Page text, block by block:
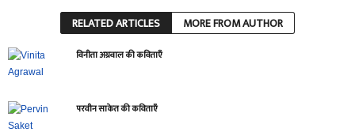
RELATED ARTICLES MORE FROM AUTHOR
विनीता अग्रवाल की कविताएँ
परवीन साकेत की कविताएँ